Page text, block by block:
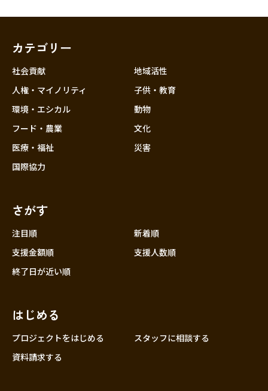
カテゴリー
社会貢献
人権・マイノリティ
環境・エシカル
フード・農業
医療・福祉
国際協力
地域活性
子供・教育
動物
文化
災害
さがす
注目順
新着順
支援金額順
支援人数順
終了日が近い順
はじめる
プロジェクトをはじめる
スタッフに相談する
資料請求する